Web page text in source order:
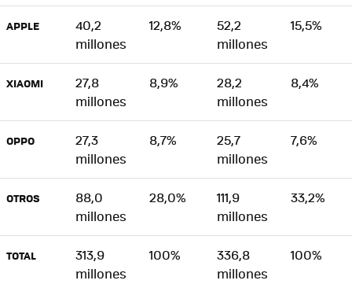
APPLE
40,2
millones
12,8%
52,2
millones
15,5%
XIAOMI
27,8
millones
8,9%
28,2
millones
8,4%
OPPO
27,3
millones
8,7%
25,7
millones
7,6%
OTROS
88,0
millones
28,0%
111,9
millones
33,2%
TOTAL
313,9
millones
100%
336,8
millones
100%